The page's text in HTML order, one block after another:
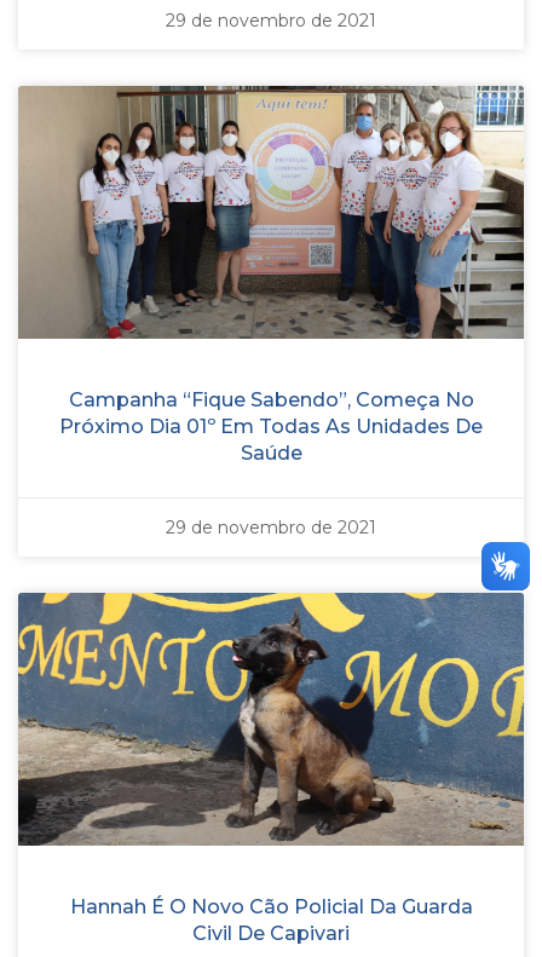
29 de novembro de 2021
Campanha “Fique Sabendo”, Começa No
Próximo Dia 01º Em Todas As Unidades De
Saúde
29 de novembro de 2021
Hannah É O Novo Cão Policial Da Guarda
Civil De Capivari